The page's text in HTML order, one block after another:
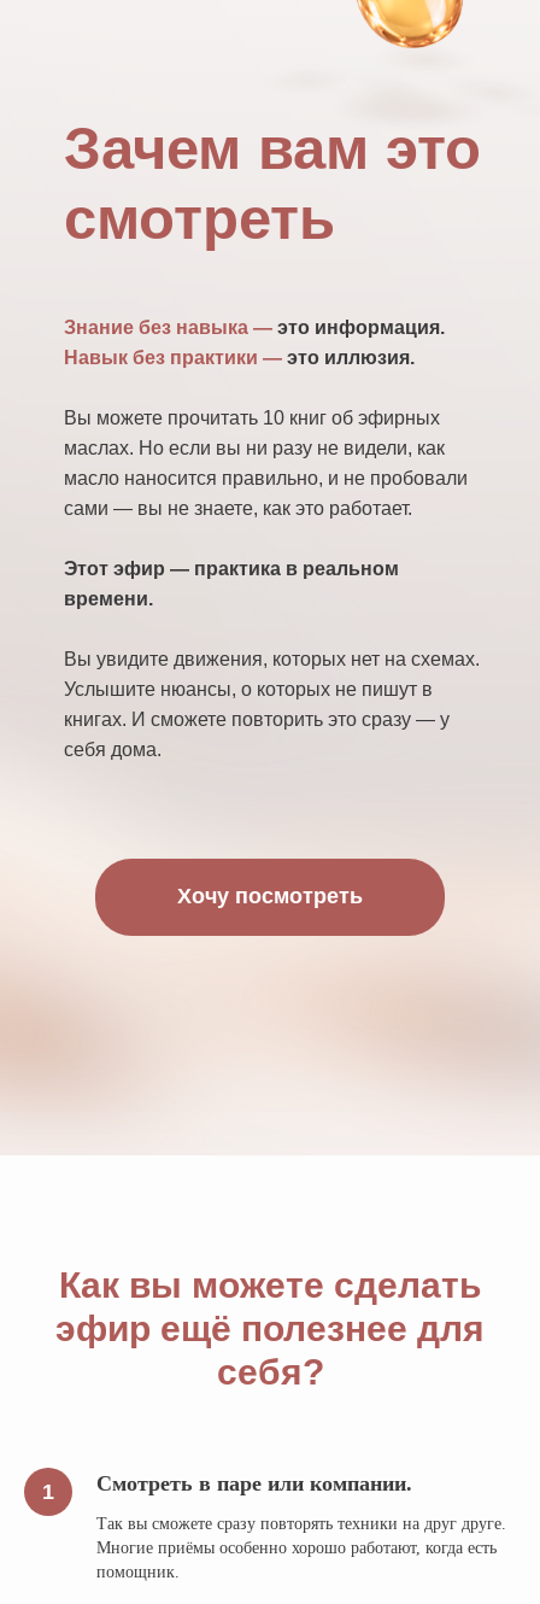
Зачем вам это
смотреть
Хочу посмотреть
Знание без навыка — это информация.
Навык без практики — это иллюзия.
Вы можете прочитать 10 книг об эфирных
маслах. Но если вы ни разу не видели, как
масло наносится правильно, и не пробовали
сами — вы не знаете, как это работает.
Этот эфир — практика в реальном
времени.
Вы увидите движения, которых нет на схемах.
Услышите нюансы, о которых не пишут в
книгах. И сможете повторить это сразу — у
себя дома.
Как вы можете сделать
эфир ещё полезнее для
себя?
Смотреть в паре или компании.
Так вы сможете сразу повторять техники на друг друге.
Многие приёмы особенно хорошо работают, когда есть
помощник.